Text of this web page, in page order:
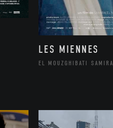
LES MIENNES
EL MOUZGHIBATI SAMIRA